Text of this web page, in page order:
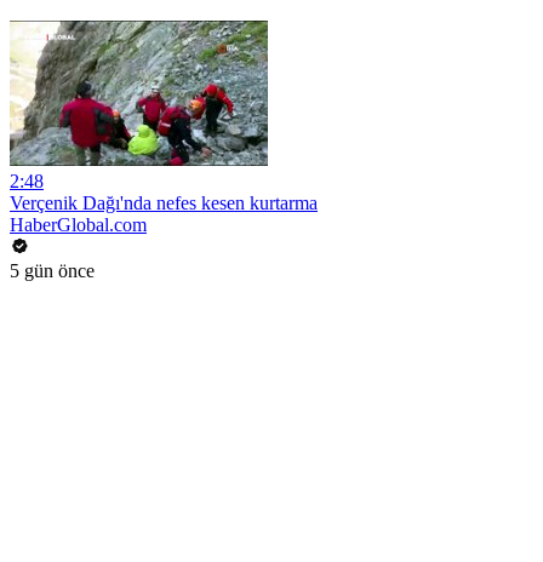
2:48
Verçenik Dağı'nda nefes kesen kurtarma
HaberGlobal.com
5 gün önce